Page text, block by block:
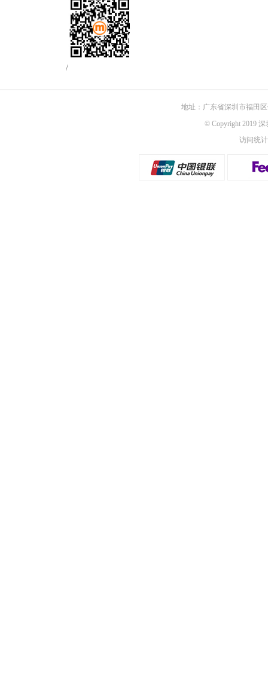
/
地址：广东省深圳市福田
© Copyright 2019
访问统